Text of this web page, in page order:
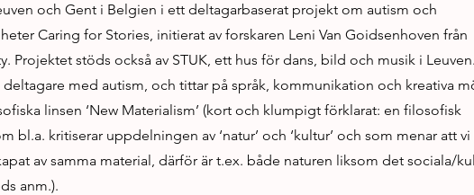
och Gent i Belgien i ett deltagarbaserat projekt om autism och
Caring for Stories, initierat av forskaren Leni Van Goidsenhoven från
Projektet stöds också av STUK, ett hus för dans, bild och musik i
deltagare med autism, och tittar på språk, kommunikation och kreativa
linsen ‘New Materialism’ (kort och klumpigt förklarat: en filosofisk
bl.a. kritiserar uppdelningen av ‘natur’ och ‘kultur’ och som menar att
av samma material, därför är t.ex. både naturen liksom det sociala/
anm.).